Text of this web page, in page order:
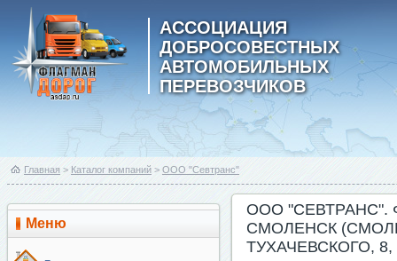
АССОЦИАЦИЯ
ДОБРОСОВЕСТНЫХ
АВТОМОБИЛЬНЫХ
ПЕРЕВОЗЧИКОВ
Главная > Каталог компаний > ООО "Севтранс"
Меню
ООО "СЕВТРАНС".
СМОЛЕНСК
ТУХАЧЕВСКОГО,